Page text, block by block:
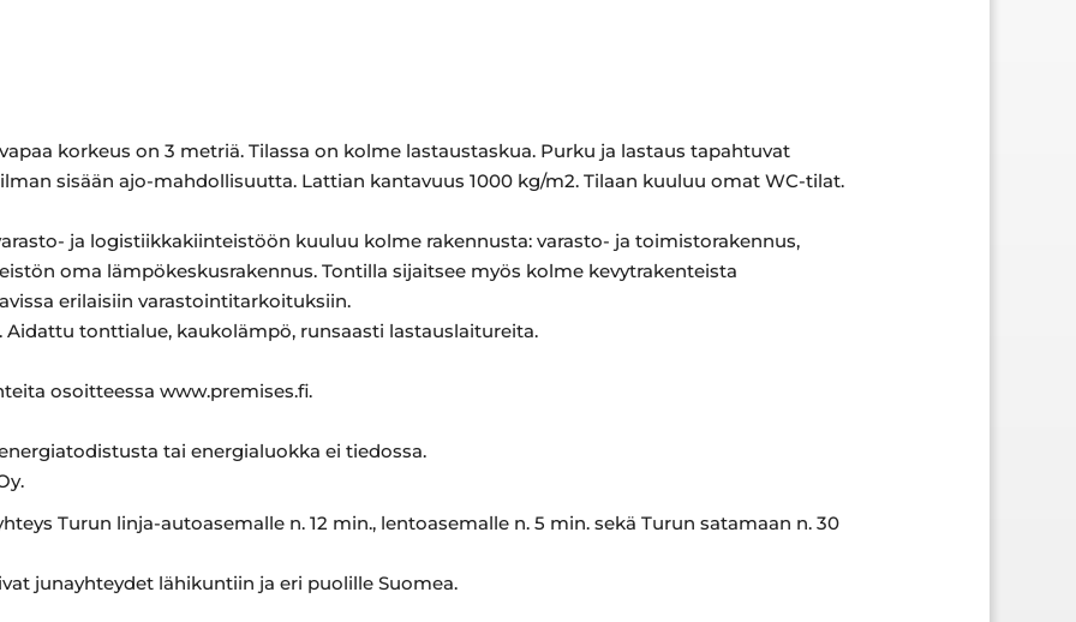
korkeus on 3 metriä. Tilassa on kolme lastaustaskua. Purku ja lastaus tapahtuvat
sisään ajo-mahdollisuutta. Lattian kantavuus 1000 kg/m2. Tilaan kuuluu omat WC-tilat.
ja logistiikkakiinteistöön kuuluu kolme rakennusta: varasto- ja toimistorakennus,
oma lämpökeskusrakennus. Tontilla sijaitsee myös kolme kevytrakenteista
erilaisiin varastointitarkoituksiin.
Aidattu tonttialue, kaukolämpö, runsaasti lastauslaitureita.
osoitteessa www.premises.fi.
tai energialuokka ei tiedossa.
Turun linja-autoasemalle n. 12 min., lentoasemalle n. 5 min. sekä Turun satamaan n. 30
junayhteydet lähikuntiin ja eri puolille Suomea.